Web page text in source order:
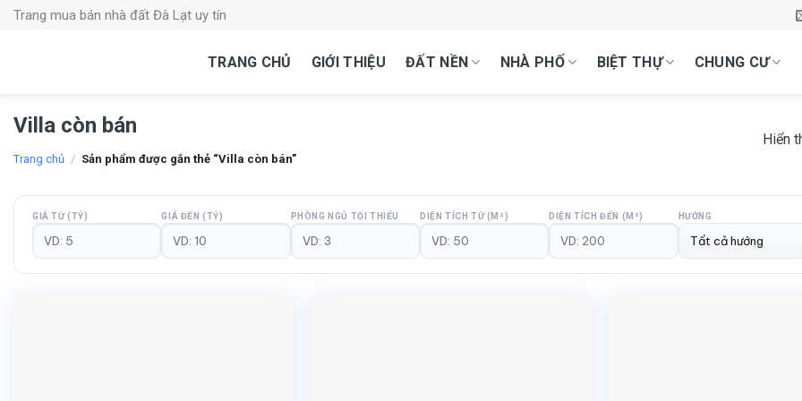
SkipTrang mua bán nhà đất Đà Lạt uy tín
TRANG CHỦ GIỚI THIỆU ĐẤT NỀN NHÀ PHỐ BIỆT THỰ CHUNG CƯ
Villa còn bán
Trang chủ / Sản phẩm được gắn thẻ “Villa còn bán”
Hiển
GIÁ TỪ (TỶ) GIÁ ĐẾN (TỶ) PHÒNG NGỦ TỐI THIỂU DIỆN TÍCH TỪ (M²) DIỆN TÍCH ĐẾN (M²) HƯỚNG